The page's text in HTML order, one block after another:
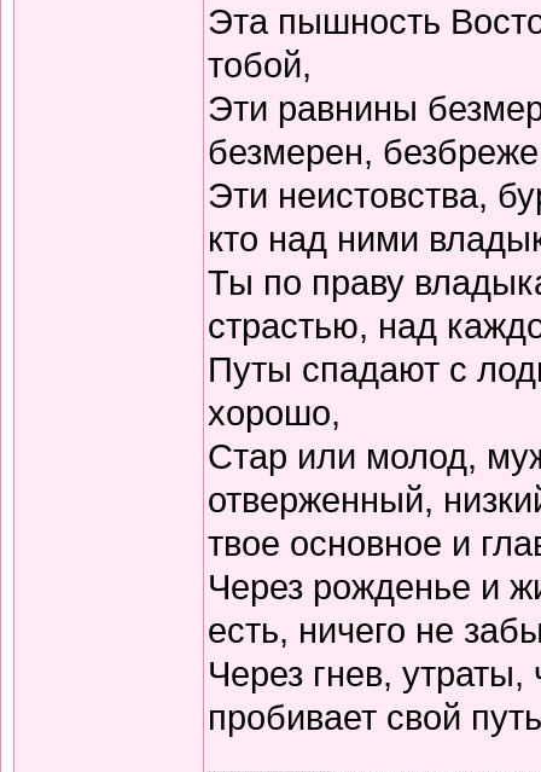
Эта пышность
тобой,
Эти равнины
безмерен,
Эти неистовства,
кто над ними
Ты по праву
страстью, над
Путы спадают с
хорошо,
Стар или молод,
отверженный,
твое основное и
Через рожденье и
есть, ничего не
Через гнев,
пробивает свой